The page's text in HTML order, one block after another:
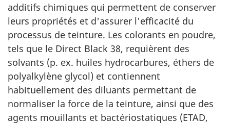
additifs chimiques qui permettent de conserver
leurs propriétés et d'assurer l'efficacité du
processus de teinture. Les colorants en poudre,
tels que le Direct Black 38, requièrent des
solvants (p. ex. huiles hydrocarbures, éthers de
polyalkylène glycol) et contiennent
habituellement des diluants permettant de
normaliser la force de la teinture, ainsi que des
agents mouillants et bactériostatiques (ETAD,